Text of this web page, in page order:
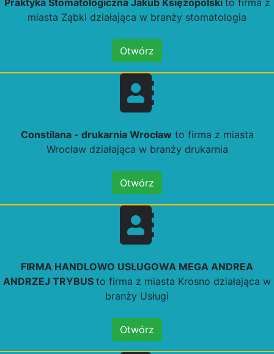
Praktyka Stomatologiczna Jakub Księżopolski to firma z
miasta Ząbki działająca w branży stomatologia
Otwórz
Constilana - drukarnia Wrocław to firma z miasta
Wrocław działająca w branży drukarnia
Otwórz
FIRMA HANDLOWO USŁUGOWA MEGA ANDREA
ANDRZEJ TRYBUS to firma z miasta Krosno działająca w
branży Usługi
Otwórz